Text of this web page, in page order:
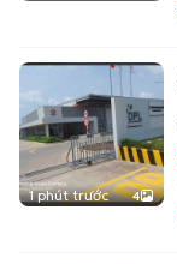
1 phút trước 4